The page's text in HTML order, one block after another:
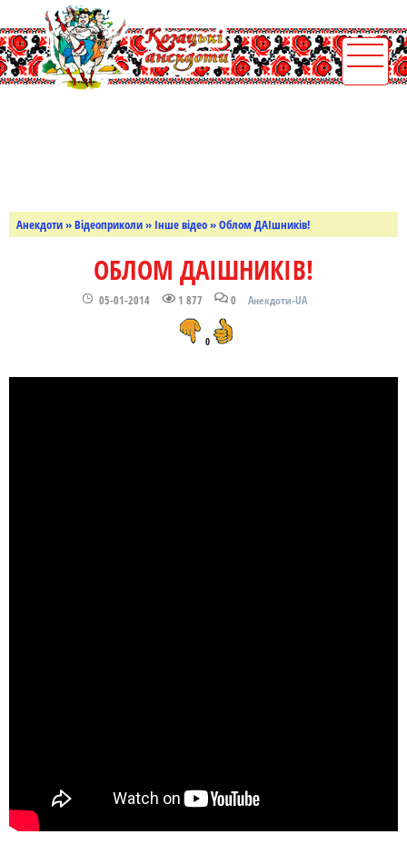
Анекдоти»Відеоприколи» Інше відео» Облом ДАІшників!
ОБЛОМ ДАІШНИКІВ!
05-01-2014 1 877 0 Анекдоти-UA
0